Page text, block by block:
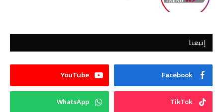
إتبعنا
Facebook
YouTube
TikTok
WhatsApp